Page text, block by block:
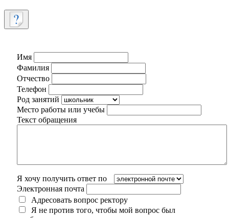
Имя
Фамилия
Отчество
Телефон
Род занятий
Место работы или учебы
Текст обращения
Я хочу получить ответ по
Электронная почта
Адресовать вопрос ректору
Я не против того, чтобы мой вопрос был